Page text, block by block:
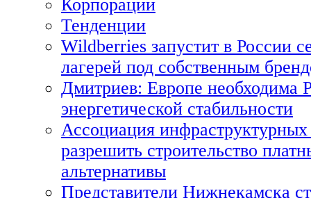
Корпорации
Тенденции
Wildberries запустит в России
лагерей под собственным
Дмитриев: Европе необходима
энергетической стабильности
Ассоциация
разрешить строительство
альтернативы
Представители Нижнекамска